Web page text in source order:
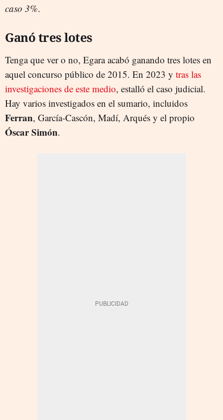
caso 3%.
Ganó tres lotes
Tenga que ver o no, Egara acabó ganando tres lotes en
aquel concurso público de 2015. En 2023 y tras las
investigaciones de este medio, estalló el caso judicial.
Hay varios investigados en el sumario, incluidos
Ferran, García-Cascón, Madí, Arqués y el propio
Óscar Simón.